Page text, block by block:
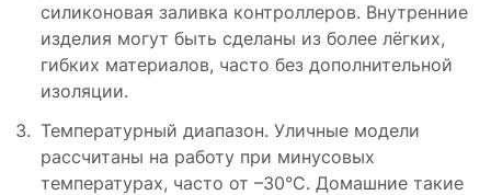
силиконовая заливка контроллеров. Внутренние
изделия могут быть сделаны из более лёгких,
гибких материалов, часто без дополнительной
изоляции.
Температурный диапазон. Уличные модели
рассчитаны на работу при минусовых
температурах, часто от –30°C. Домашние такие